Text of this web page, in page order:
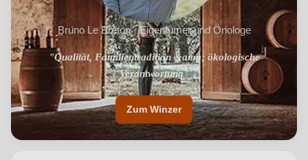
Bruno Le Breton · Eigentümer und Önologe
"Qualität, Familientradition &amp; ökologische
Verantwortung"
"Malerische Weinberge nahe Montpellier"
Zum Winzer